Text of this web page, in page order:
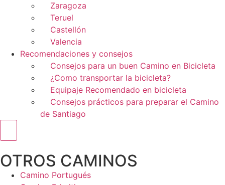
Zaragoza
Teruel
Castellón
Valencia
Recomendaciones y consejos
Consejos para un buen Camino en Bicicleta
¿Como transportar la bicicleta?
Equipaje Recomendado en bicicleta
Consejos prácticos para preparar el Camino
de Santiago
OTROS CAMINOS
Camino Portugués